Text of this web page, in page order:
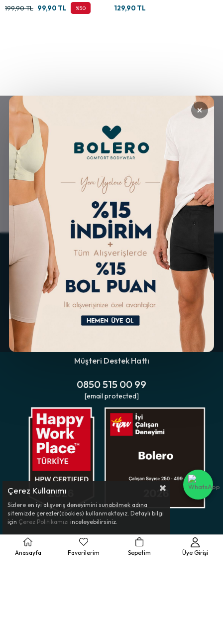
%50
99,90 TL
199,90 TL
129,90 TL
ÜCRETSİZ KARGO GÜVENLİ ALIŞVERİŞ
KOLAY İADE & DEĞİŞİM
ALTERNATİF ÖDEME
İMKANLARI
Müşteri Destek Hattı
0850 515 00 99
[email protected]
Müşteri Hizmetleri
Çerez Kullanımı
Sizlere en iyi alışveriş deneyimini sunabilmek adına
sitemizde çerezler(cookies) kullanmaktayız. Detaylı bilgi
için Çerez Politikamızı inceleyebilirsiniz.
Anasayfa Favorilerim Sepetim Üye Girişi
×